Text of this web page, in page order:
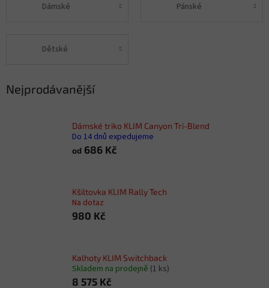
Dámské Pánské
Dětské
Nejprodávanější
Dámské triko KLIM Canyon Tri-Blend
Do 14 dnů expedujeme
od 686 Kč
Kšiltovka KLIM Rally Tech
Na dotaz
980 Kč
Kalhoty KLIM Switchback
Skladem na prodejně (1 ks)
8 575 Kč